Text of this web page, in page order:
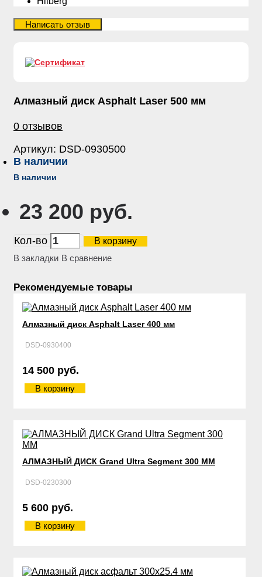
Алмазный диск Asphalt Laser 500 мм
0 отзывов
Артикул: DSD-0930500
В наличии
В наличии
23 200 руб.
Кол-во
В корзину
В закладки В сравнение
Рекомендуемые товары
Алмазный диск Asphalt Laser 400 мм
DSD-0930400
14 500 руб.
В корзину
АЛМАЗНЫЙ ДИСК Grand Ultra Segment 300 ММ
DSD-0230300
5 600 руб.
В корзину